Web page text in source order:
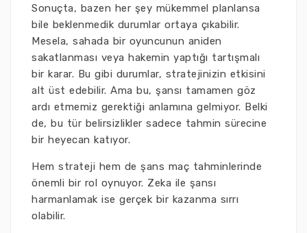
Sonuçta, bazen her şey mükemmel planlansa
bile beklenmedik durumlar ortaya çıkabilir.
Mesela, sahada bir oyuncunun aniden
sakatlanması veya hakemin yaptığı tartışmalı
bir karar. Bu gibi durumlar, stratejinizin etkisini
alt üst edebilir. Ama bu, şansı tamamen göz
ardı etmemiz gerektiği anlamına gelmiyor. Belki
de, bu tür belirsizlikler sadece tahmin sürecine
bir heyecan katıyor.
Hem strateji hem de şans maç tahminlerinde
önemli bir rol oynuyor. Zeka ile şansı
harmanlamak ise gerçek bir kazanma sırrı
olabilir.